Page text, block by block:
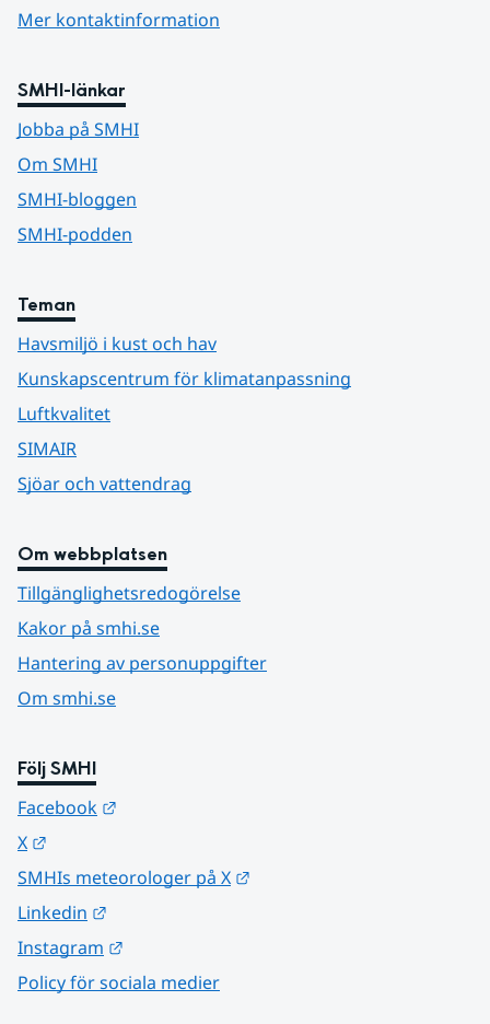
Mer kontaktinformation
SMHI-länkar
Jobba på SMHI
Om SMHI
SMHI-bloggen
SMHI-podden
Teman
Havsmiljö i kust och hav
Kunskapscentrum för klimatanpassning
Luftkvalitet
SIMAIR
Sjöar och vattendrag
Om webbplatsen
Tillgänglighetsredogörelse
Kakor på smhi.se
Hantering av personuppgifter
Om smhi.se
Följ SMHI
Facebook
X
SMHIs meteorologer på X
Linkedin
Instagram
Policy för sociala medier